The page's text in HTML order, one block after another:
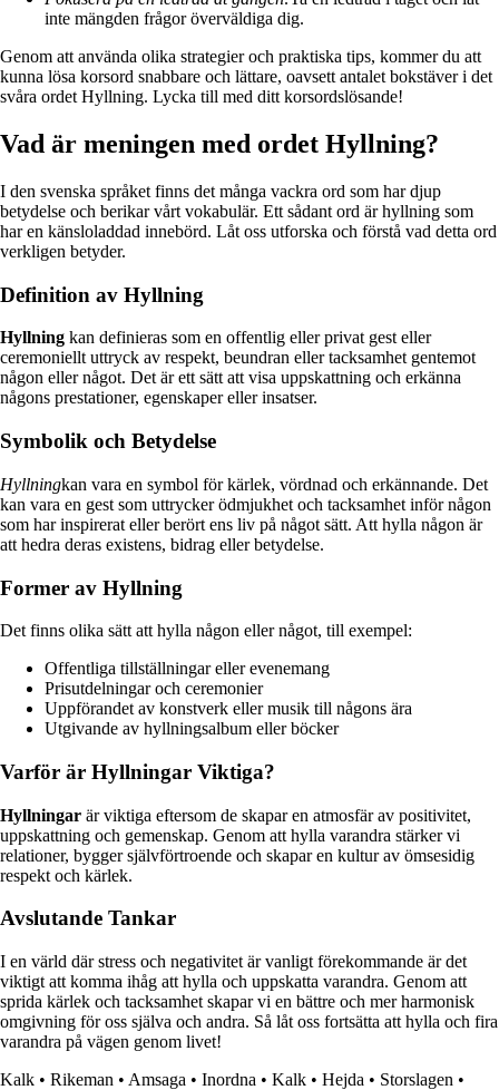
inte mängden frågor överväldiga dig.
Genom att använda olika strategier och praktiska tips, kommer du att
kunna lösa korsord snabbare och lättare, oavsett antalet bokstäver i det
svåra ordet Hyllning. Lycka till med ditt korsordslösande!
Vad är meningen med ordet Hyllning?
I den svenska språket finns det många vackra ord som har djup
betydelse och berikar vårt vokabulär. Ett sådant ord är hyllning som
har en känsloladdad innebörd. Låt oss utforska och förstå vad detta ord
verkligen betyder.
Definition av Hyllning
Hyllning kan definieras som en offentlig eller privat gest eller
ceremoniellt uttryck av respekt, beundran eller tacksamhet gentemot
någon eller något. Det är ett sätt att visa uppskattning och erkänna
någons prestationer, egenskaper eller insatser.
Symbolik och Betydelse
Hyllningkan vara en symbol för kärlek, vördnad och erkännande. Det
kan vara en gest som uttrycker ödmjukhet och tacksamhet inför någon
som har inspirerat eller berört ens liv på något sätt. Att hylla någon är
att hedra deras existens, bidrag eller betydelse.
Former av Hyllning
Det finns olika sätt att hylla någon eller något, till exempel:
Offentliga tillställningar eller evenemang
Prisutdelningar och ceremonier
Uppförandet av konstverk eller musik till någons ära
Utgivande av hyllningsalbum eller böcker
Varför är Hyllningar Viktiga?
Hyllningar är viktiga eftersom de skapar en atmosfär av positivitet,
uppskattning och gemenskap. Genom att hylla varandra stärker vi
relationer, bygger självförtroende och skapar en kultur av ömsesidig
respekt och kärlek.
Avslutande Tankar
I en värld där stress och negativitet är vanligt förekommande är det
viktigt att komma ihåg att hylla och uppskatta varandra. Genom att
sprida kärlek och tacksamhet skapar vi en bättre och mer harmonisk
omgivning för oss själva och andra. Så låt oss fortsätta att hylla och fira
varandra på vägen genom livet!
Kalk • Rikeman • Amsaga • Inordna • Kalk • Hejda • Storslagen •